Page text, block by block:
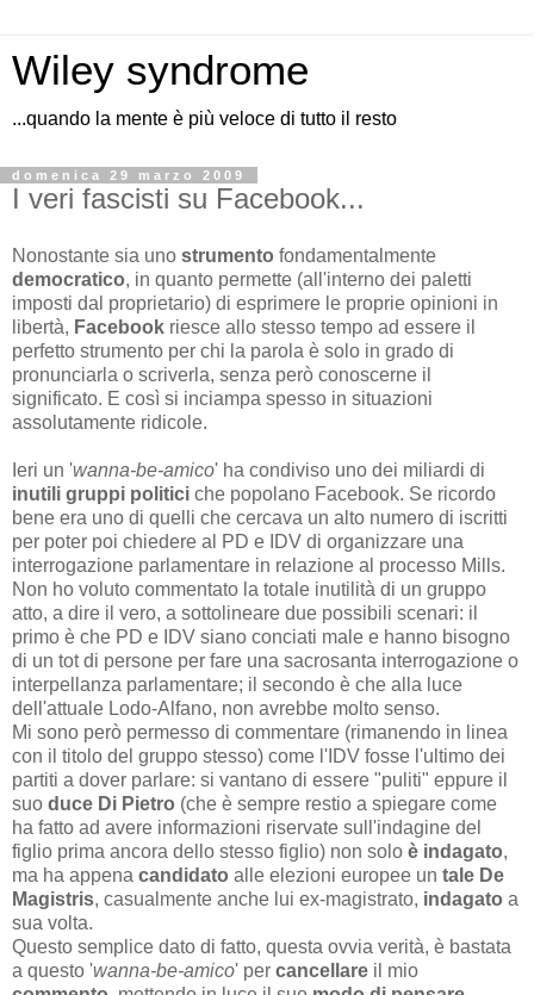
Wiley syndrome
...quando la mente è più veloce di tutto il resto
domenica 29 marzo 2009
I veri fascisti su Facebook...
Nonostante sia uno strumento fondamentalmente
democratico, in quanto permette (all'interno dei paletti
imposti dal proprietario) di esprimere le proprie opinioni in
libertà, Facebook riesce allo stesso tempo ad essere il
perfetto strumento per chi la parola è solo in grado di
pronunciarla o scriverla, senza però conoscerne il
significato. E così si inciampa spesso in situazioni
assolutamente ridicole.
Ieri un 'wanna-be-amico' ha condiviso uno dei miliardi di
inutili gruppi politici che popolano Facebook. Se ricordo
bene era uno di quelli che cercava un alto numero di iscritti
per poter poi chiedere al PD e IDV di organizzare una
interrogazione parlamentare in relazione al processo Mills.
Non ho voluto commentato la totale inutilità di un gruppo
atto, a dire il vero, a sottolineare due possibili scenari: il
primo è che PD e IDV siano conciati male e hanno bisogno
di un tot di persone per fare una sacrosanta interrogazione o
interpellanza parlamentare; il secondo è che alla luce
dell'attuale Lodo-Alfano, non avrebbe molto senso.
Mi sono però permesso di commentare (rimanendo in linea
con il titolo del gruppo stesso) come l'IDV fosse l'ultimo dei
partiti a dover parlare: si vantano di essere "puliti" eppure il
suo duce Di Pietro (che è sempre restio a spiegare come
ha fatto ad avere informazioni riservate sull'indagine del
figlio prima ancora dello stesso figlio) non solo è indagato,
ma ha appena candidato alle elezioni europee un tale De
Magistris, casualmente anche lui ex-magistrato, indagato a
sua volta.
Questo semplice dato di fatto, questa ovvia verità, è bastata
a questo 'wanna-be-amico' per cancellare il mio